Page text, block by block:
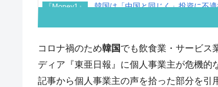
『Money1』 韓国は「中国と同じく」投資に不
『Money1』 韓国･外為取引量「1日当たり
『Money1』 韓国･帰ってきた李在明。李在明を
『Money1』
韓国大統領府ボンクラ政策室長が
コロナ禍のため韓国 でも飲食業・サービス
ディア『東亜日報』に個人事業主が危機的
記事から個人事業主の声を拾った部分を引